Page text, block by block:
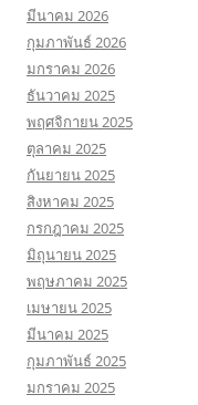
มีนาคม 2026
กุมภาพันธ์ 2026
มกราคม 2026
ธันวาคม 2025
พฤศจิกายน 2025
ตุลาคม 2025
กันยายน 2025
สิงหาคม 2025
กรกฎาคม 2025
มิถุนายน 2025
พฤษภาคม 2025
เมษายน 2025
มีนาคม 2025
กุมภาพันธ์ 2025
มกราคม 2025